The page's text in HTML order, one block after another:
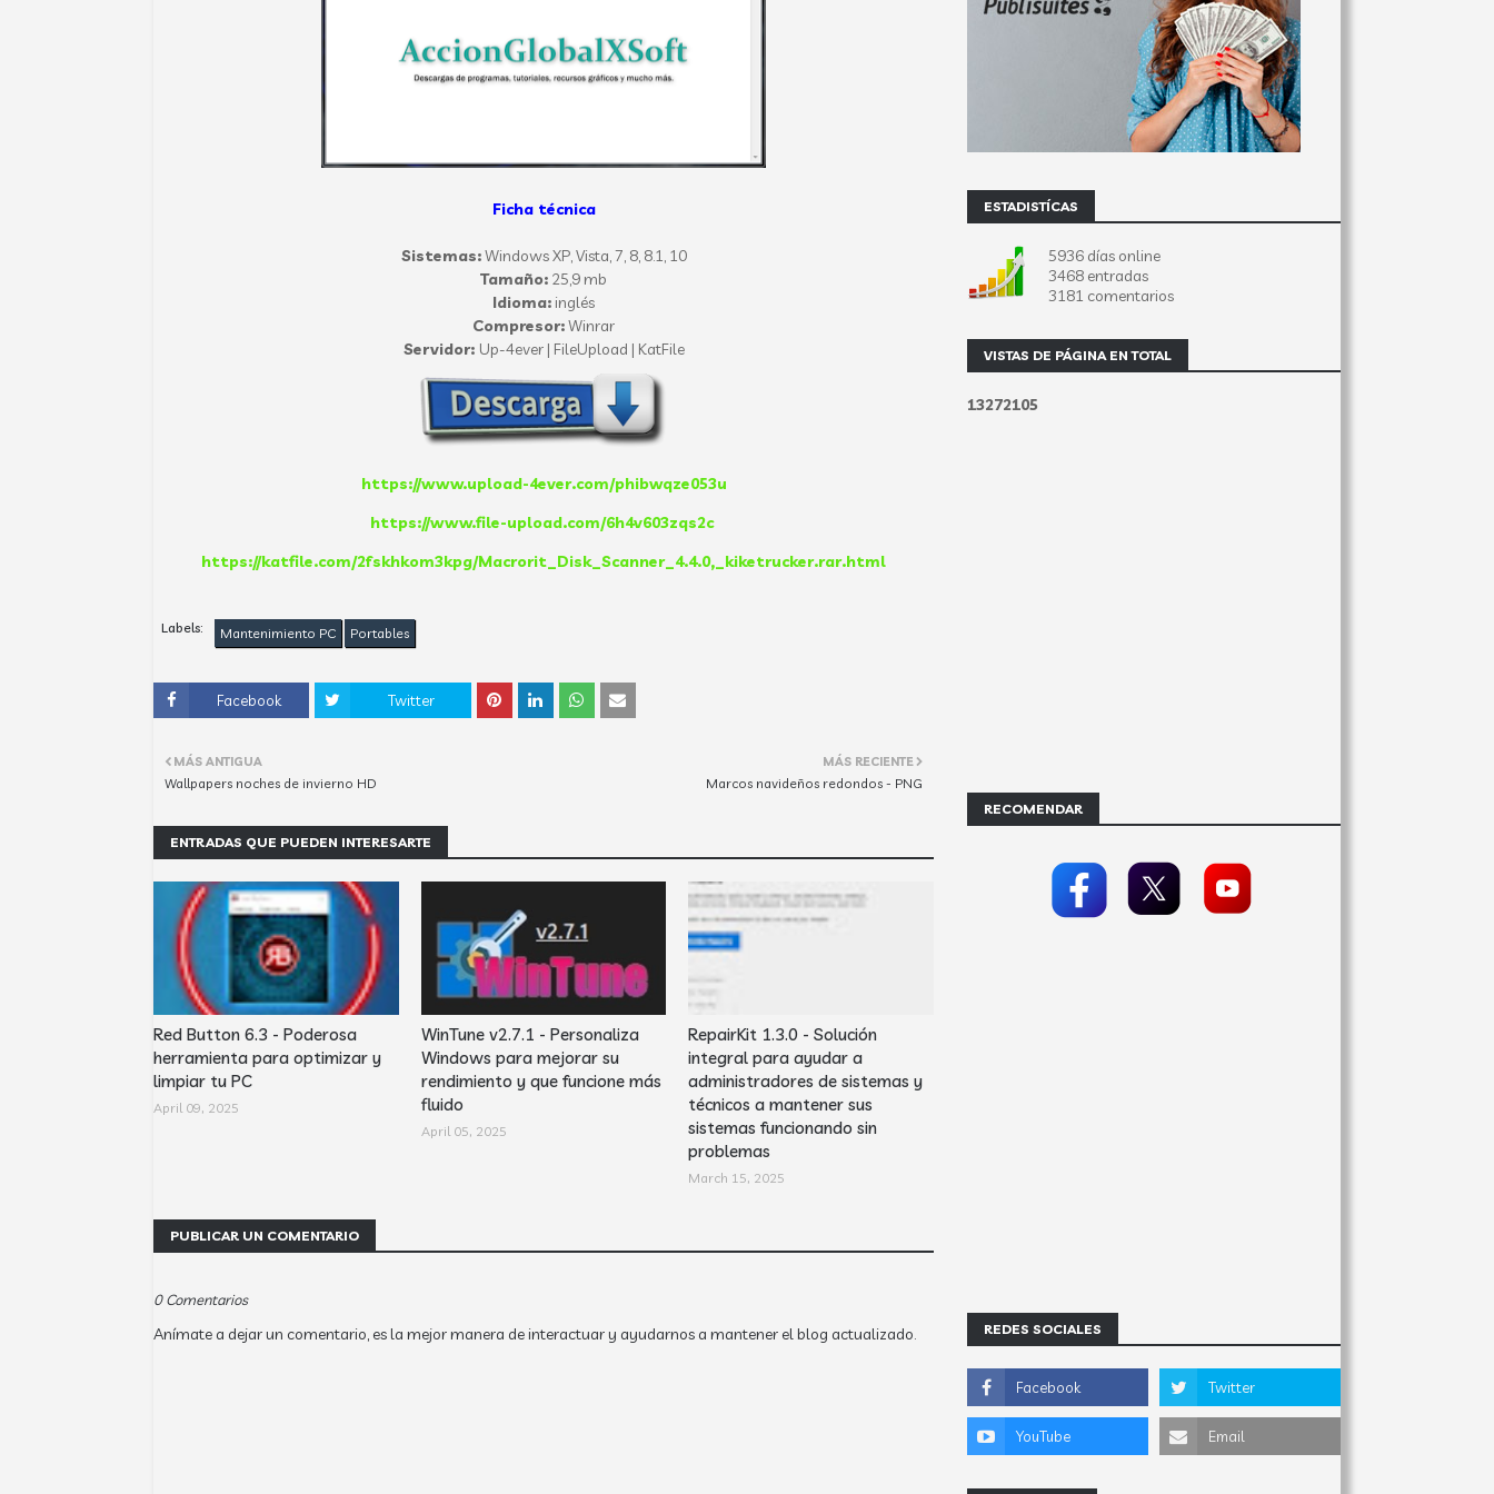
Ficha técnica
Sistemas:Windows XP, Vista, 7, 8, 8.1, 10
Tamaño: 25,9 mb
Idioma: inglés
Compresor:Winrar
Servidor: Up-4ever | FileUpload | KatFile
https://www.upload-4ever.com/phibwqze053u
https://www.file-upload.com/6h4v603zqs2c
https://katfile.com/2fskhkom3kpg/Macrorit_Disk_Scanner_4.4.0,_kiketrucker.rar.html
Labels: Mantenimiento PC Portables
Facebook Twitter
MÁS RECIENTE
Marcos navideños redondos - PNG
MÁS ANTIGUA
Wallpapers noches de invierno HD
ENTRADAS QUE PUEDEN INTERESARTE
Red Button 6.3 - Poderosa
herramienta para optimizar y
limpiar tu PC
April 09, 2025
WinTune v2.7.1 - Personaliza
Windows para mejorar su
rendimiento y que funcione más
fluido
April 05, 2025
RepairKit 1.3.0 - Solución
integral para ayudar a
administradores de sistemas y
técnicos a mantener sus
sistemas funcionando sin
problemas
March 15, 2025
PUBLICAR UN COMENTARIO
0 Comentarios
Anímate a dejar un comentario, es la mejor manera de interactuar y ayudarnos a mantener el blog actualizado.
ESTADISTÍCAS
5936 días online
3468 entradas
3181 comentarios
VISTAS DE PÁGINA EN TOTAL
13272105
RECOMENDAR
REDES SOCIALES